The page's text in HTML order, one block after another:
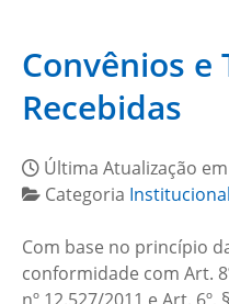
Convênios e
Recebidas
Última Atualização em
Categoria Institucional
Com base no princípio
conformidade com Art.